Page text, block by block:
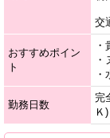
交
おすすめポイン
ト
勤務日数
完
Ｋ)